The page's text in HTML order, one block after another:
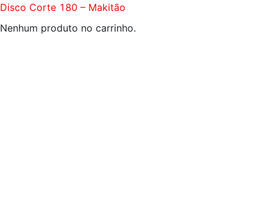
Disco Corte 180 – Makitão
Nenhum produto no carrinho.